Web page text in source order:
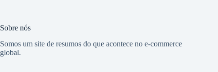
Sobre nós
Somos um site de resumos do que acontece no e-commerce
global.